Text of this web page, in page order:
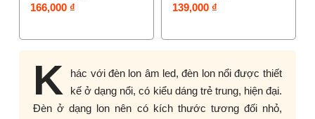
166,000 ₫
139,000 ₫
K
hác với đèn lon âm led, đèn lon nổi được thiết
kế ở dạng nổi, có kiểu dáng trẻ trung, hiện đại.
Đèn ở dạng lon nên có kích thước tương đối nhỏ,